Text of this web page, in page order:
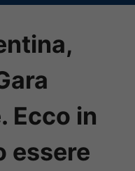
Ecco in
essere